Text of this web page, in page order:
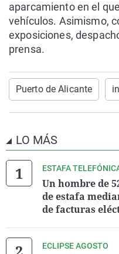
aparcamiento en el
vehículos. Asimismo,
exposiciones,
prensa.
Puerto de Alicante
LO MÁS
ESTAFA
Un hombre de
de estafa
de facturas
ECLIPSE AGOSTO